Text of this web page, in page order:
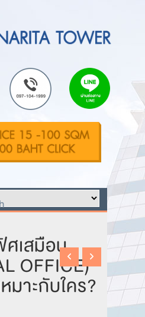
เสมือน
OFFICE)
มาะกับใคร?